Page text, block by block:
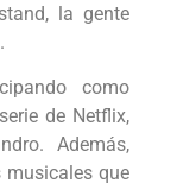
la gente
como
de Netflix,
Además,
musicales que